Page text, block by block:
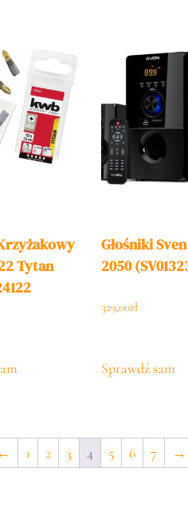
Tytan
Głośniki
2050
329,00zł
Sprawdź sam
1 2 3 4 5 6 7 →